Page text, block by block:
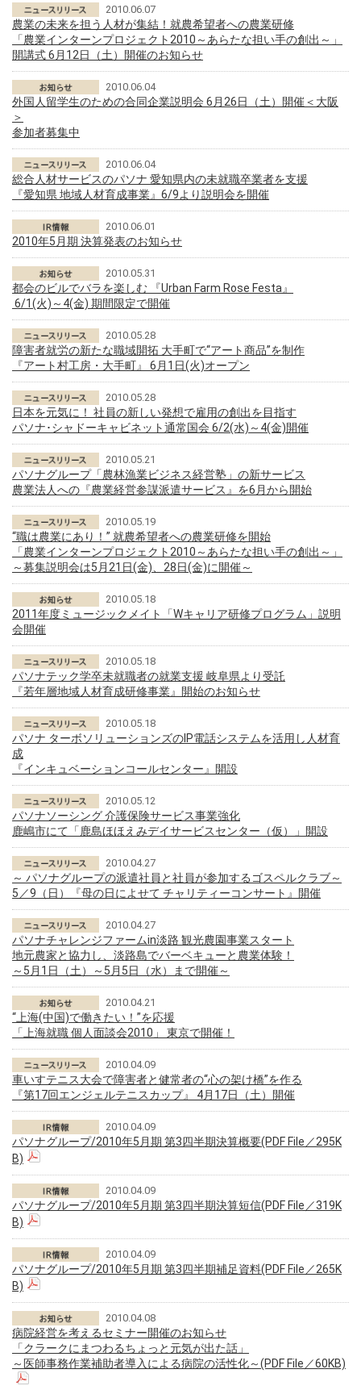
2010.06.07
農業の未来を担う人材が集結！就農希望者への農業研修
「農業インターンプロジェクト2010～あらたな担い手の創出～」
開講式 6月12日（土）開催のお知らせ
2010.06.04
外国人留学生のための合同企業説明会 6月26日（土）開催＜大阪
＞
参加者募集中
2010.06.04
総合人材サービスのパソナ 愛知県内の未就職卒業者を支援
『愛知県 地域人材育成事業』6/9より説明会を開催
2010.06.01
2010年5月期 決算発表のお知らせ
2010.05.31
都会のビルでバラを楽しむ 『Urban Farm Rose Festa』
6/1(火)～4(金) 期間限定で開催
2010.05.28
障害者就労の新たな職域開拓 大手町で“アート商品”を制作
『アート村工房・大手町』 6月1日(火)オープン
2010.05.28
日本を元気に！ 社員の新しい発想で雇用の創出を目指す
パソナ･シャドーキャビネット通常国会 6/2(水)～4(金)開催
2010.05.21
パソナグループ「農林漁業ビジネス経営塾」の新サービス
農業法人への『農業経営参謀派遣サービス』を6月から開始
2010.05.19
“職は農業にあり！” 就農希望者への農業研修を開始
「農業インターンプロジェクト2010～あらたな担い手の創出～」
～募集説明会は5月21日(金)、28日(金)に開催～
2010.05.18
2011年度ミュージックメイト「Wキャリア研修プログラム」説明
会開催
2010.05.18
パソナテック学卒未就職者の就業支援 岐阜県より受託
『若年層地域人材育成研修事業』開始のお知らせ
2010.05.18
パソナ ターボソリューションズのIP電話システムを活用し人材育
成
『インキュベーションコールセンター』開設
2010.05.12
パソナソーシング 介護保険サービス事業強化
鹿嶋市にて「鹿島ほほえみデイサービスセンター（仮）」開設
2010.04.27
～ パソナグループの派遣社員と社員が参加するゴスペルクラブ～
5／9（日）『母の日によせて チャリティーコンサート』開催
2010.04.27
パソナチャレンジファームin淡路 観光農園事業スタート
地元農家と協力し、淡路島でバーベキューと農業体験！
～5月1日（土）～5月5日（水）まで開催～
2010.04.21
“上海(中国)で働きたい！”を応援
「上海就職 個人面談会2010」 東京で開催！
2010.04.09
車いすテニス大会で障害者と健常者の“心の架け橋”を作る
『第17回エンジェルテニスカップ』 4月17日（土）開催
2010.04.09
パソナグループ/2010年5月期 第3四半期決算概要(PDF File／295K
B)
2010.04.09
パソナグループ/2010年5月期 第3四半期決算短信(PDF File／319K
B)
2010.04.09
パソナグループ/2010年5月期 第3四半期補足資料(PDF File／265K
B)
2010.04.08
病院経営を考えるセミナー開催のお知らせ
「クラークにまつわるちょっと元気が出た話」
～医師事務作業補助者導入による病院の活性化～(PDF File／60KB)